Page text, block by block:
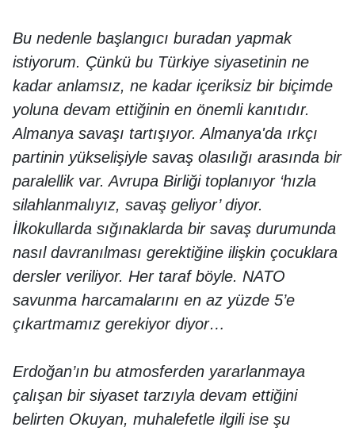
Bu nedenle başlangıcı buradan yapmak
istiyorum. Çünkü bu Türkiye siyasetinin ne
kadar anlamsız, ne kadar içeriksiz bir biçimde
yoluna devam ettiğinin en önemli kanıtıdır.
Almanya savaşı tartışıyor. Almanya'da ırkçı
partinin yükselişiyle savaş olasılığı arasında bir
paralellik var. Avrupa Birliği toplanıyor ‘hızla
silahlanmalıyız, savaş geliyor’ diyor.
İlkokullarda sığınaklarda bir savaş durumunda
nasıl davranılması gerektiğine ilişkin çocuklara
dersler veriliyor. Her taraf böyle. NATO
savunma harcamalarını en az yüzde 5’e
çıkartmamız gerekiyor diyor…
Erdoğan’ın bu atmosferden yararlanmaya
çalışan bir siyaset tarzıyla devam ettiğini
belirten Okuyan, muhalefetle ilgili ise şu